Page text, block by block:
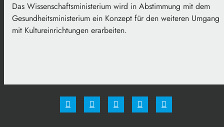
Das Wissenschaftsministerium wird in Abstimmung mit dem
Gesundheitsministerium ein Konzept für den weiteren Umgang
mit Kultureinrichtungen erarbeiten.